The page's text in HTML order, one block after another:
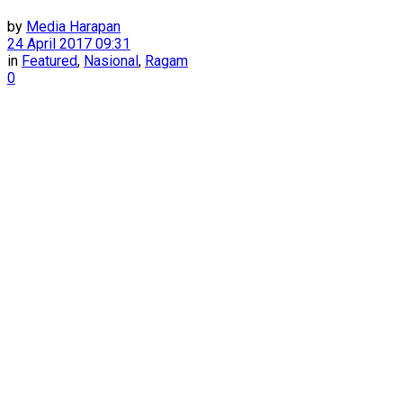
by Media Harapan
24 April 2017 09:31
in Featured, Nasional, Ragam
0